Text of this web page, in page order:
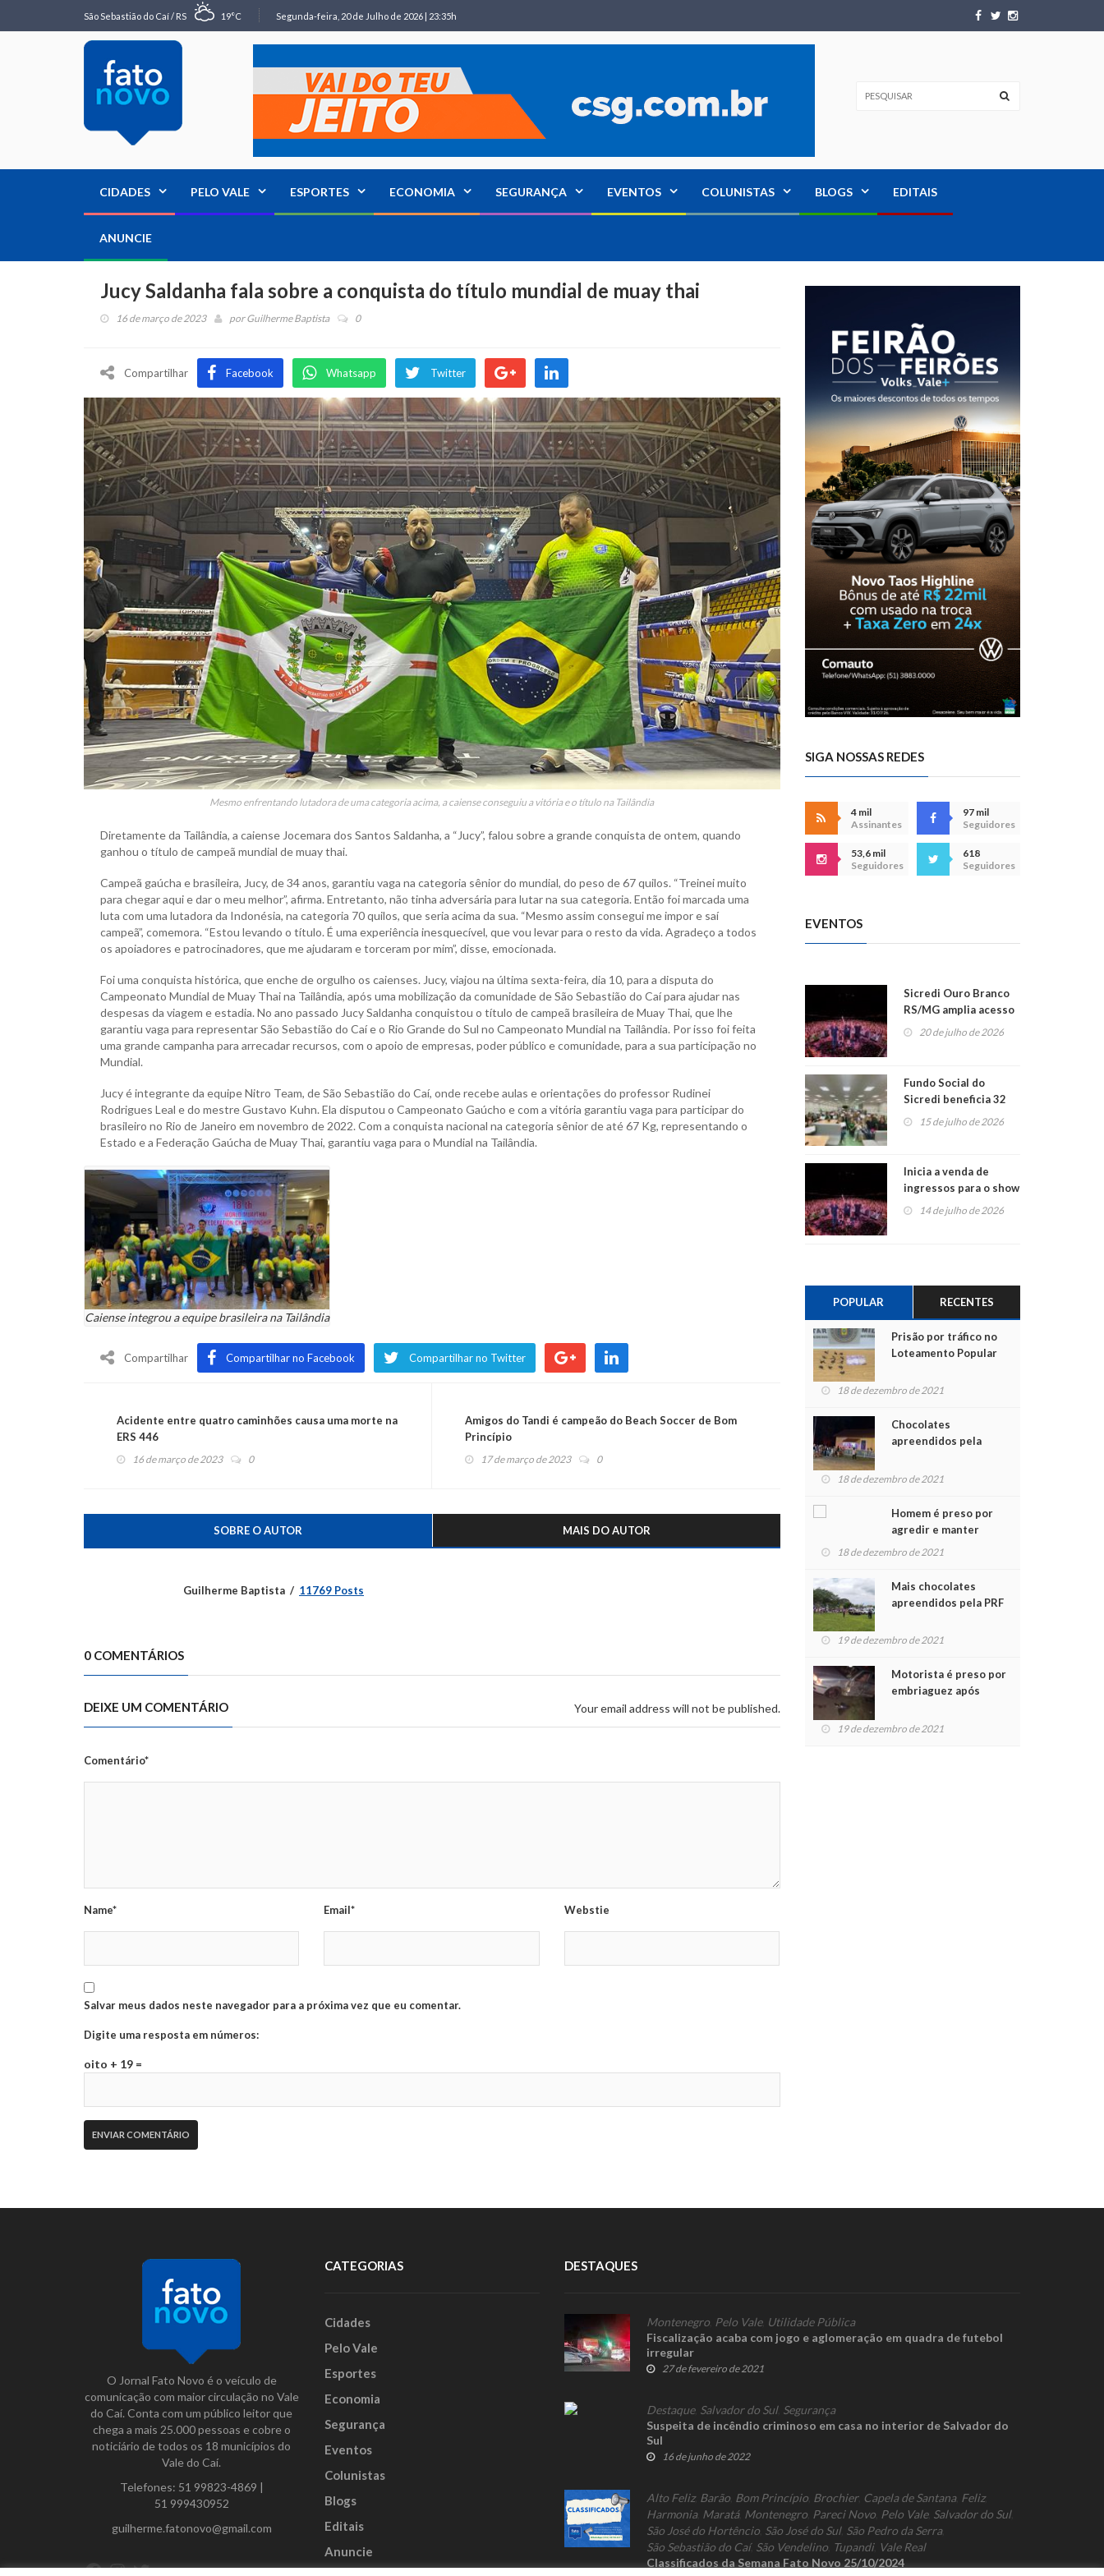
São Sebastião do Caí / RS 19°C Segunda-feira, 20 de Julho de 2026 | 23:35h
CIDADES PELO VALE ESPORTES ECONOMIA SEGURANÇA EVENTOS COLUNISTAS BLOGS EDITAIS
ANUNCIE
Jucy Saldanha fala sobre a conquista do título mundial de muay thai
16 de março de 2023 porGuilherme Baptista 0
Compartilhar Facebook Whatsapp Twitter
Mesmo enfrentando lutadora de uma categoria acima, a caiense conseguiu a vitória e o título na Tailândia
Diretamente da Tailândia, a caiense Jocemara dos Santos Saldanha, a “Jucy”, falou sobre a grande conquista de ontem, quando
ganhou o título de campeã mundial de muay thai.
Campeã gaúcha e brasileira, Jucy, de 34 anos, garantiu vaga na categoria sênior do mundial, do peso de 67 quilos. “Treinei muito
para chegar aqui e dar o meu melhor”, afirma. Entretanto, não tinha adversária para lutar na sua categoria. Então foi marcada uma
luta com uma lutadora da Indonésia, na categoria 70 quilos, que seria acima da sua. “Mesmo assim consegui me impor e saí
campeã”, comemora. “Estou levando o título. É uma experiência inesquecível, que vou levar para o resto da vida. Agradeço a todos
os apoiadores e patrocinadores, que me ajudaram e torceram por mim”, disse, emocionada.
Foi uma conquista histórica, que enche de orgulho os caienses. Jucy, viajou na última sexta-feira, dia 10, para a disputa do
Campeonato Mundial de Muay Thai na Tailândia, após uma mobilização da comunidade de São Sebastião do Caí para ajudar nas
despesas da viagem e estadia. No ano passado Jucy Saldanha conquistou o título de campeã brasileira de Muay Thai, que lhe
garantiu vaga para representar São Sebastião do Caí e o Rio Grande do Sul no Campeonato Mundial na Tailândia. Por isso foi feita
uma grande campanha para arrecadar recursos, com o apoio de empresas, poder público e comunidade, para a sua participação no
Mundial.
Jucy é integrante da equipe Nitro Team, de São Sebastião do Caí, onde recebe aulas e orientações do professor Rudinei
Rodrigues Leal e do mestre Gustavo Kuhn. Ela disputou o Campeonato Gaúcho e com a vitória garantiu vaga para participar do
brasileiro no Rio de Janeiro em novembro de 2022. Com a conquista nacional na categoria sênior de até 67 Kg, representando o
Estado e a Federação Gaúcha de Muay Thai, garantiu vaga para o Mundial na Tailândia.
Caiense integrou a equipe brasileira na Tailândia
Compartilhar Compartilhar no Facebook Compartilhar no Twitter
Acidente entre quatro caminhões causa uma morte na
ERS 446
16 de março de 2023 0
Amigos do Tandi é campeão do Beach Soccer de Bom
Princípio
17 de março de 2023 0
SOBRE O AUTOR MAIS DO AUTOR
Guilherme Baptista 11769 Posts
0 COMENTÁRIOS
DEIXE UM COMENTÁRIO Your email address will not be published.
Comentário*
Name* Email* Webstie
Salvar meus dados neste navegador para a próxima vez que eu comentar.
Digite uma resposta em números:
oito + 19 =
SIGA NOSSAS REDES
4 mil
Assinantes
97 mil
Seguidores
53,6 mil
Seguidores
618
Seguidores
EVENTOS
Sicredi Ouro Branco
RS/MG amplia acesso
ao show dos 45 anos
20 de julho de 2026
Fundo Social do
Sicredi beneficia 32
projetos em
Montenegro
15 de julho de 2026
Inicia a venda de
ingressos para o show
do Jota Quest nos 45
14 de julho de 2026
POPULAR RECENTES
Prisão por tráfico no
Loteamento Popular
18 de dezembro de 2021
Chocolates
apreendidos pela
para crianças na
18 de dezembro de 2021
Homem é preso por
agredir e manter
mulher em cárcere
18 de dezembro de 2021
Mais chocolates
apreendidos pela PRF
crianças no Natal
19 de dezembro de 2021
Motorista é preso por
embriaguez após
feridos
19 de dezembro de 2021
O Jornal Fato Novo é o veículo de
comunicação com maior circulação no Vale
do Caí. Conta com um público leitor que
chega a mais 25.000 pessoas e cobre o
noticiário de todos os 18 municípios do
Vale do Caí.
Telefones: 51 99823-4869 |
51 999430952
guilherme.fatonovo@gmail.com
Facebook
Instagram
Twitter
CATEGORIAS
Cidades
Pelo Vale
Esportes
Economia
Segurança
Eventos
Colunistas
Blogs
Editais
Anuncie
DESTAQUES
Montenegro Pelo Vale, Utilidade Pública
Fiscalização acaba com jogo e aglomeração em quadra de futebol
irregular
27 de fevereiro de 2021
Destaque, Salvador do Sul, Segurança
Suspeita de incêndio criminoso em casa no interior de Salvador do
Sul
16 de junho de 2022
Alto Feliz, Barão Bom Princípio Brochier, Capela de Santana, Feliz,
Harmonia, Maratá, Montenegro Pareci Novo Pelo Vale, Salvador do Sul,
São José do Hortêncio São José do Sul, São Pedro da Serra,
São Sebastião do Caí, São Vendelino Tupandi, Vale Real
Classificados da Semana Fato Novo 25/10/2024